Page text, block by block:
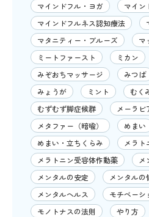
マインドフル・ヨガ
マイン
マインドフルネス認知療法
マタニティー・ブルーズ
マ
ミートファースト
ミカン
みぞおちマッサージ
みつば
みょうが
ミント
むく
むずむず脚症候群
メーラビ
メタファー（暗喩）
めまい
めまい・立ちくらみ
メラト
メラトニン受容体作動薬
メ
メンタルの安定
メンタルの
メンタルヘルス
モチベーシ
モノトナスの法則
やり方